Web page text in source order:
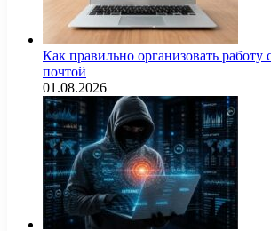
Как правильно организовать работу
почтой
01.08.2026